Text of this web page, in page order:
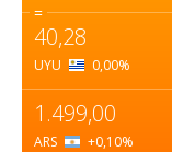
=
40,28
UYU 0,00%
1.499,00
ARS +0,10%